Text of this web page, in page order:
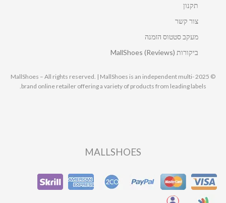
תקנון
צור קשר
מעקב סטטוס הזמנה
ביקורות MallShoes (Reviews)
© 2025 MallShoes – All rights reserved. | MallShoes is an independent multi-
brand online retailer offering a variety of products from leading labels.
MALLSHOES